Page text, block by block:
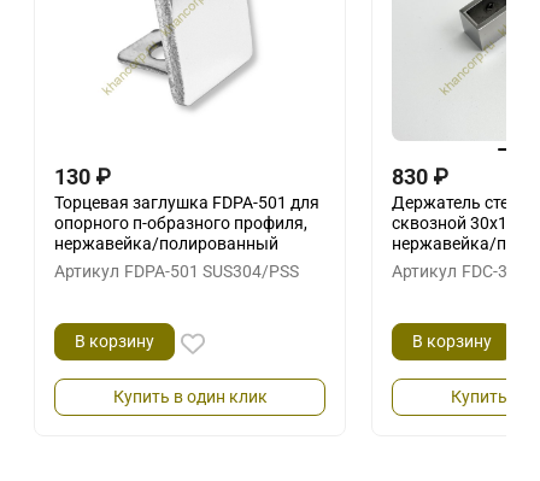
130 ₽
Торцевая заглушка FDPA-501 для
опорного п-образного профиля,
нержавейка/полированный
Артикул FDPA-501 SUS304/PSS
В корзину
Купить в один клик
830 ₽
Держатель стекла
сквозной 30х10
нержавейка/
Артикул FDC-35
В корзину
Купить в